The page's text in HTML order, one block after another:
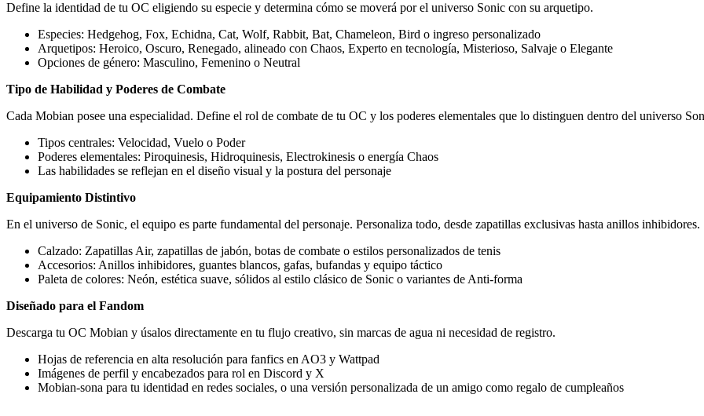
Define la identidad de tu OC eligiendo su especie y determina cómo se moverá por el universo Sonic con su arquetipo.
Especies: Hedgehog, Fox, Echidna, Cat, Wolf, Rabbit, Bat, Chameleon, Bird o ingreso personalizado
Arquetipos: Heroico, Oscuro, Renegado, alineado con Chaos, Experto en tecnología, Misterioso, Salvaje o Elegante
Opciones de género: Masculino, Femenino o Neutral
Tipo de Habilidad y Poderes de Combate
Cada Mobian posee una especialidad. Define el rol de combate de tu OC y los poderes elementales que lo distinguen dentro del universo
Tipos centrales: Velocidad, Vuelo o Poder
Poderes elementales: Piroquinesis, Hidroquinesis, Electrokinesis o energía Chaos
Las habilidades se reflejan en el diseño visual y la postura del personaje
Equipamiento Distintivo
En el universo de Sonic, el equipo es parte fundamental del personaje. Personaliza todo, desde zapatillas exclusivas hasta anillos inhibidores.
Calzado: Zapatillas Air, zapatillas de jabón, botas de combate o estilos personalizados de tenis
Accesorios: Anillos inhibidores, guantes blancos, gafas, bufandas y equipo táctico
Paleta de colores: Neón, estética suave, sólidos al estilo clásico de Sonic o variantes de Anti-forma
Diseñado para el Fandom
Descarga tu OC Mobian y úsalos directamente en tu flujo creativo, sin marcas de agua ni necesidad de registro.
Hojas de referencia en alta resolución para fanfics en AO3 y Wattpad
Imágenes de perfil y encabezados para rol en Discord y X
Mobian-sona para tu identidad en redes sociales, o una versión personalizada de un amigo como regalo de cumpleaños